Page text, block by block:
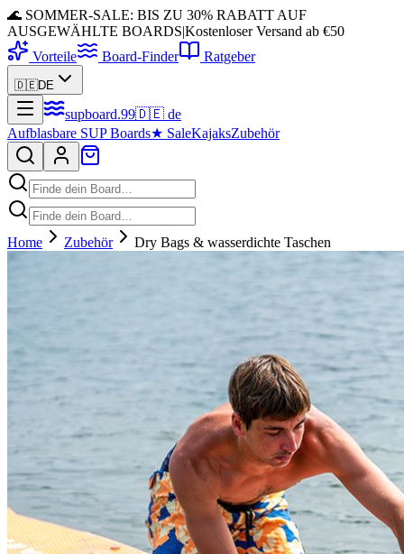
🌊 SOMMER-SALE: BIS ZU 30% RABATT AUF
AUSGEWÄHLTE BOARDS|Kostenloser Versand ab €50
Vorteile
Board-Finder Ratgeber
🇩🇪DE
supboard.99🇩🇪 de
Aufblasbare SUP Boards★ SaleKajaksZubehör
Home Zubehör Dry Bags & wasserdichte Taschen